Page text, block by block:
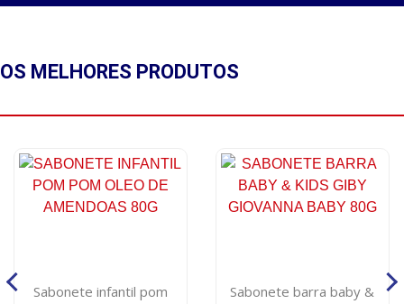
OS MELHORES PRODUTOS
Sabonete infantil pom
Sabonete barra baby &